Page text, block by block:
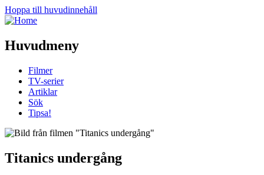
Hoppa till huvudinnehåll
Huvudmeny
Filmer
TV-serier
Artiklar
Sök
Tipsa!
Titanics undergång